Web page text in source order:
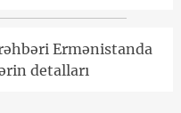
Ermənistanda
detalları